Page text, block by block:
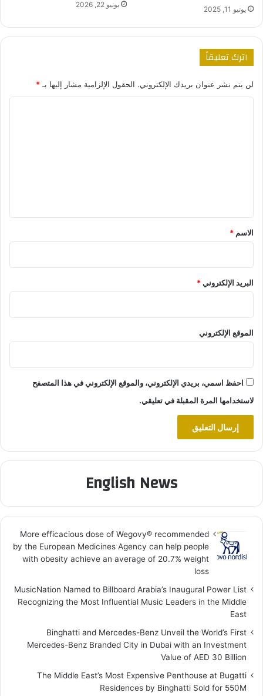
يونيو 11, 2025
يونيو 22, 2026
اترك تعليقاً
لن يتم نشر عنوان بريدك الإلكتروني. الحقول الإلزامية مشار إليها بـ *
*
الاسم *
البريد الإلكتروني*
الموقع الإلكتروني
احفظ اسمي، بريدي الإلكتروني، والموقع الإلكتروني في هذا المتصفح
لاستخدامها المرة المقبلة في تعليقي.
English News
More efficacious dose of Wegovy®️ recommended
by the European Medicines Agency can help people
with obesity achieve an average of 20.7% weight
loss
MusicNation Named to Billboard Arabia’s Inaugural Power List
Recognizing the Most Influential Music Leaders in the Middle
East
Binghatti and Mercedes-Benz Unveil the World’s First
Mercedes-Benz Branded City in Dubai with an Investment
Value of AED 30 Billion
The Middle East’s Most Expensive Penthouse at Bugatti
Residences by Binghatti Sold for 550M